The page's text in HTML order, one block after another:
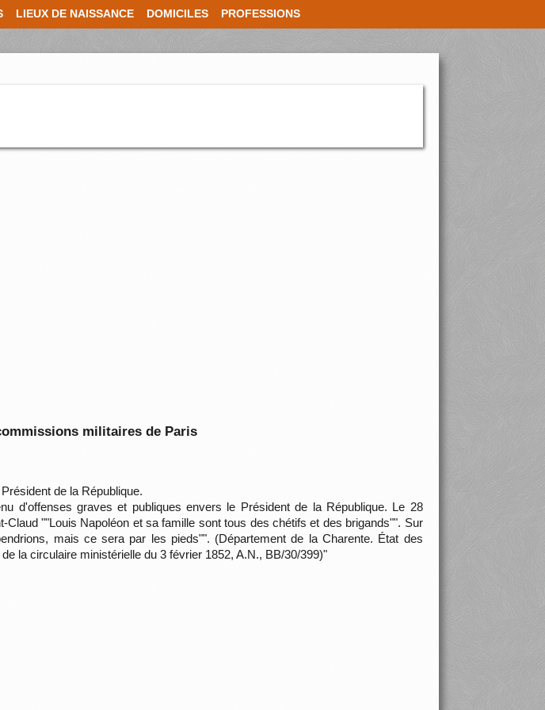
LIEUX DE NAISSANCE DOMICILES PROFESSIONS
militaires de Paris
de la République.
d'offenses graves et publiques envers le Président de la République. Le 28
""Louis Napoléon et sa famille sont tous des chétifs et des brigands"". Sur
mais ce sera par les pieds"". (Département de la Charente. État des
la circulaire ministérielle du 3 février 1852, A.N., BB/30/399)"